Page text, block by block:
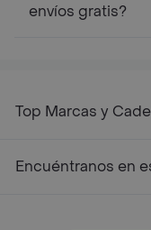
envíos gratis?
Top Marcas y
Encuéntranos en